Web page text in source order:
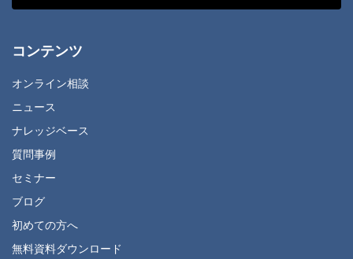
コンテンツ
オンライン相談
ニュース
ナレッジベース
質問事例
セミナー
ブログ
初めての方へ
無料資料ダウンロード